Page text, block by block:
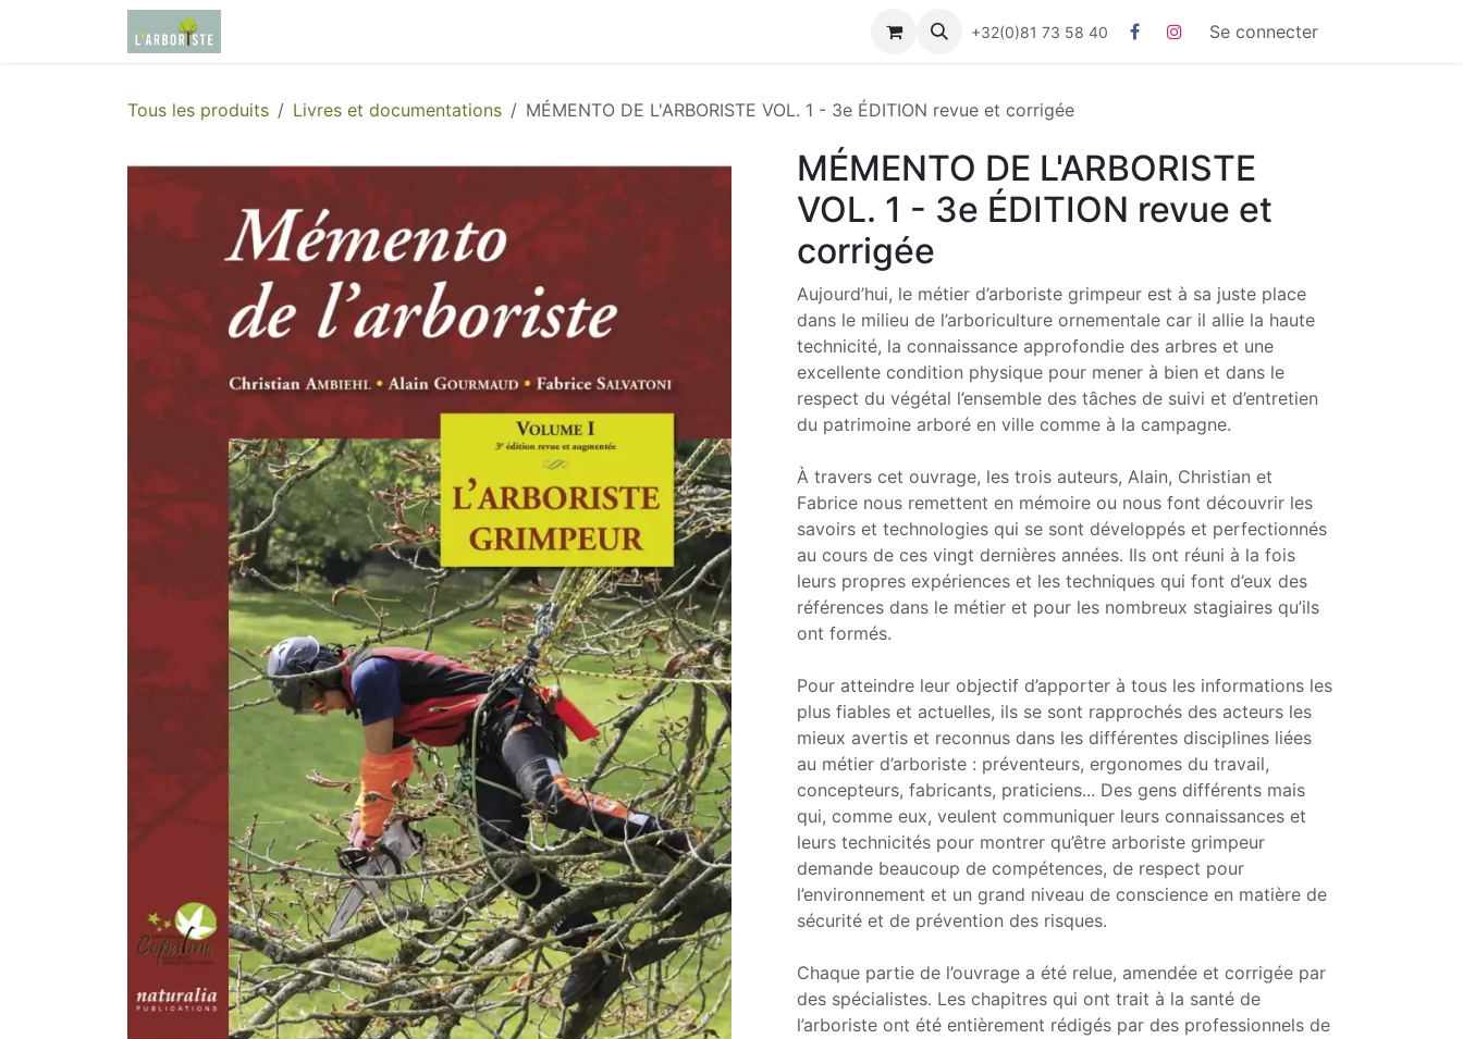
Se rendre au contenu
Contactez-nous +32(0)81 73 58 40 Se connecter
Tous les produits Livres et documentations MÉMENTO DE L'ARBORISTE VOL. 1 - 3e ÉDITION revue et corrigée
MÉMENTO DE L'ARBORISTE
VOL. 1 - 3e ÉDITION revue et
corrigée
Aujourd’hui, le métier d’arboriste grimpeur est à sa juste place
dans le milieu de l’arboriculture ornementale car il allie la haute
technicité, la connaissance approfondie des arbres et une
excellente condition physique pour mener à bien et dans le
respect du végétal l’ensemble des tâches de suivi et d’entretien
du patrimoine arboré en ville comme à la campagne.
À travers cet ouvrage, les trois auteurs, Alain, Christian et
Fabrice nous remettent en mémoire ou nous font découvrir les
savoirs et technologies qui se sont développés et perfectionnés
au cours de ces vingt dernières années. Ils ont réuni à la fois
leurs propres expériences et les techniques qui font d’eux des
références dans le métier et pour les nombreux stagiaires qu’ils
ont formés.
Pour atteindre leur objectif d’apporter à tous les informations les
plus fiables et actuelles, ils se sont rapprochés des acteurs les
mieux avertis et reconnus dans les différentes disciplines liées
au métier d’arboriste : préventeurs, ergonomes du travail,
concepteurs, fabricants, praticiens... Des gens différents mais
qui, comme eux, veulent communiquer leurs connaissances et
leurs technicités pour montrer qu’être arboriste grimpeur
demande beaucoup de compétences, de respect pour
l’environnement et un grand niveau de conscience en matière de
sécurité et de prévention des risques.
Chaque partie de l’ouvrage a été relue, amendée et corrigée par
des spécialistes. Les chapitres qui ont trait à la santé de
l’arboriste ont été entièrement rédigés par des professionnels de